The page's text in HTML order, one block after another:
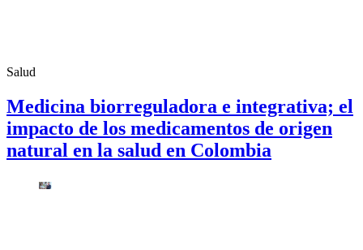
Salud
Medicina biorreguladora e integrativa; el
impacto de los medicamentos de origen
natural en la salud en Colombia